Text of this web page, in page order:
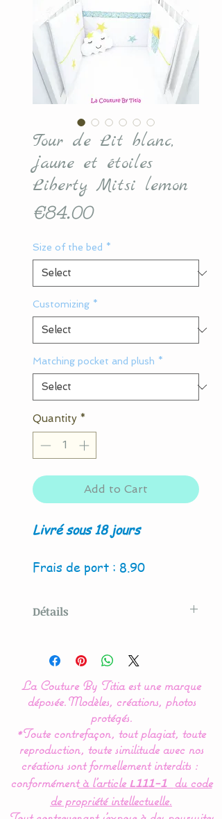
Tour de Lit blanc,
jaune et étoiles
Liberty Mitsi lemon
€84.00Price
Size of the bed *
Customizing *
Matching pocket and plush *
Quantity *
Add to Cart
Livré sous 18 jours
Frais de port : 8.90
Détails
Couture By Titia
Le tour de Lit est composé
de 3 coussins ( 60 x 45 cm)
: 1 pour la tête de lit et 2
autres pour les côtés.
Idéal pour les lits bébés de
60 x 120 cm mais
La Couture By Titia est une marque
déposée.Modèles, créations, photos
protégés.
*Toute contrefaçon, tout plagiat, toute
reproduction, toute similitude avec nos
créations sont formellement interdits :
conformémentà l’article L111-1
du code
de propriété intellectuelle.